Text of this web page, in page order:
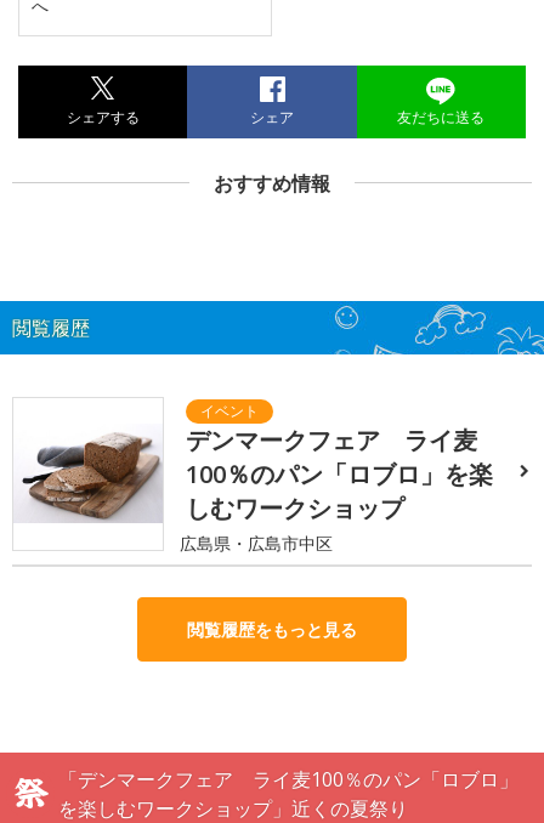
へ
シェアする シェア 友だちに送る
おすすめ情報
閲覧履歴
デンマークフェア ライ麦
100％のパン「ロブロ」を楽
しむワークショップ
広島県・広島市中区
閲覧履歴をもっと見る
「デンマークフェア ライ麦100％のパン「ロブロ」
を楽しむワークショップ」近くの夏祭り